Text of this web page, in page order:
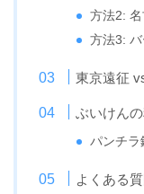
方法2:
方法3: バ
東京遠征
ぶいけん
パンチラ
よくある